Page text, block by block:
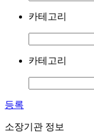
카테고리
카테고리
등록
소장기관 정보